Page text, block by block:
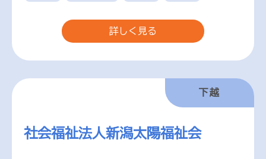
詳しく見る
社会福祉法人新潟太陽福祉会
下越